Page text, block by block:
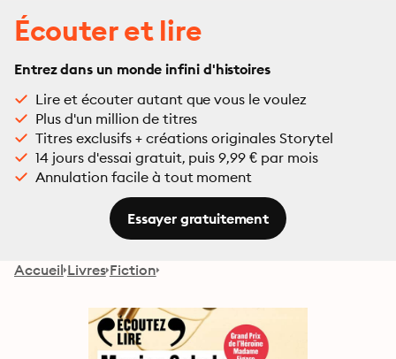
Écouter et lire
Entrez dans un monde infini d'histoires
Lire et écouter autant que vous le voulez
Plus d'un million de titres
Titres exclusifs + créations originales Storytel
14 jours d'essai gratuit, puis 9,99 € par mois
Annulation facile à tout moment
Essayer gratuitement
Accueil Livres Fiction